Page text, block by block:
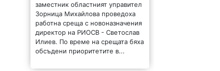
заместник областният управител
Зорница Михайлова проведоха
работна среща с новоназначения
директор на РИОСВ - Светослав
Илиев. По време на срещата бяха
обсъдени приоритетите в...